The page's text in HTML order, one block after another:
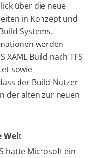
über die neue
in Konzept und
Systems.
werden
XAML Build nach TFS
sowie
der Build-Nutzer
der alten zur neuen
Welt
hatte Microsoft ein